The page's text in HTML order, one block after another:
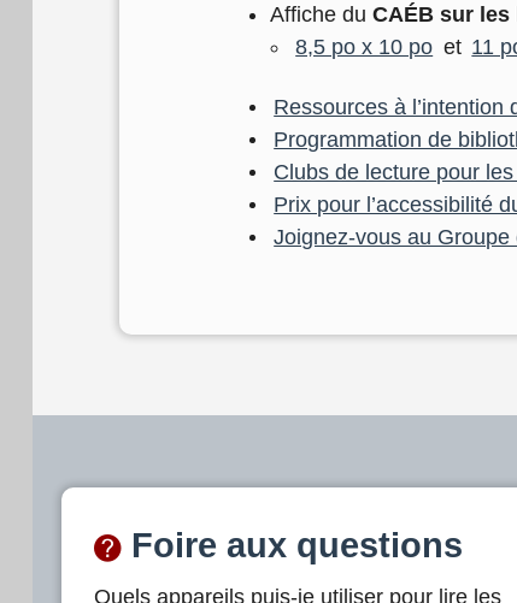
Affiche du CAÉB sur
8,5 po x 10 po et 11
Ressources à
Programmation de
Clubs de lecture pour
Prix pour l’accessibilité
Joignez-vous au Groupe
Foire aux questions
Quels appareils puis-je utiliser pour lire les